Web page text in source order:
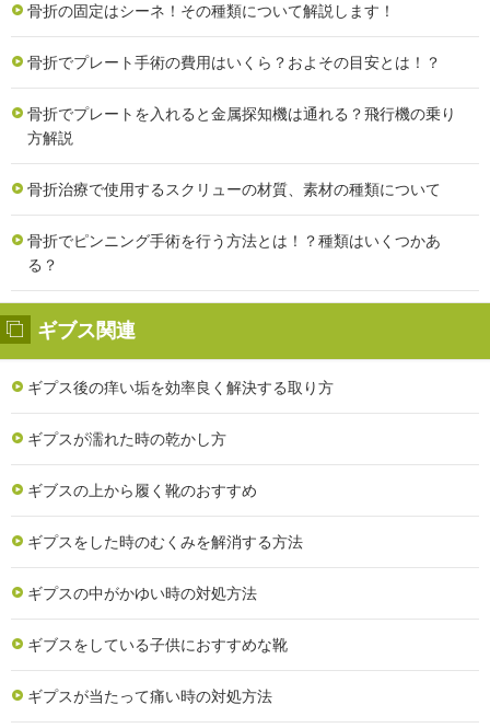
骨折の固定はシーネ！その種類について解説します！
骨折でプレート手術の費用はいくら？およその目安とは！？
骨折でプレートを入れると金属探知機は通れる？飛行機の乗り
方解説
骨折治療で使用するスクリューの材質、素材の種類について
骨折でピンニング手術を行う方法とは！？種類はいくつかあ
る？
ギブス関連
ギプス後の痒い垢を効率良く解決する取り方
ギプスが濡れた時の乾かし方
ギブスの上から履く靴のおすすめ
ギプスをした時のむくみを解消する方法
ギプスの中がかゆい時の対処方法
ギブスをしている子供におすすめな靴
ギプスが当たって痛い時の対処方法